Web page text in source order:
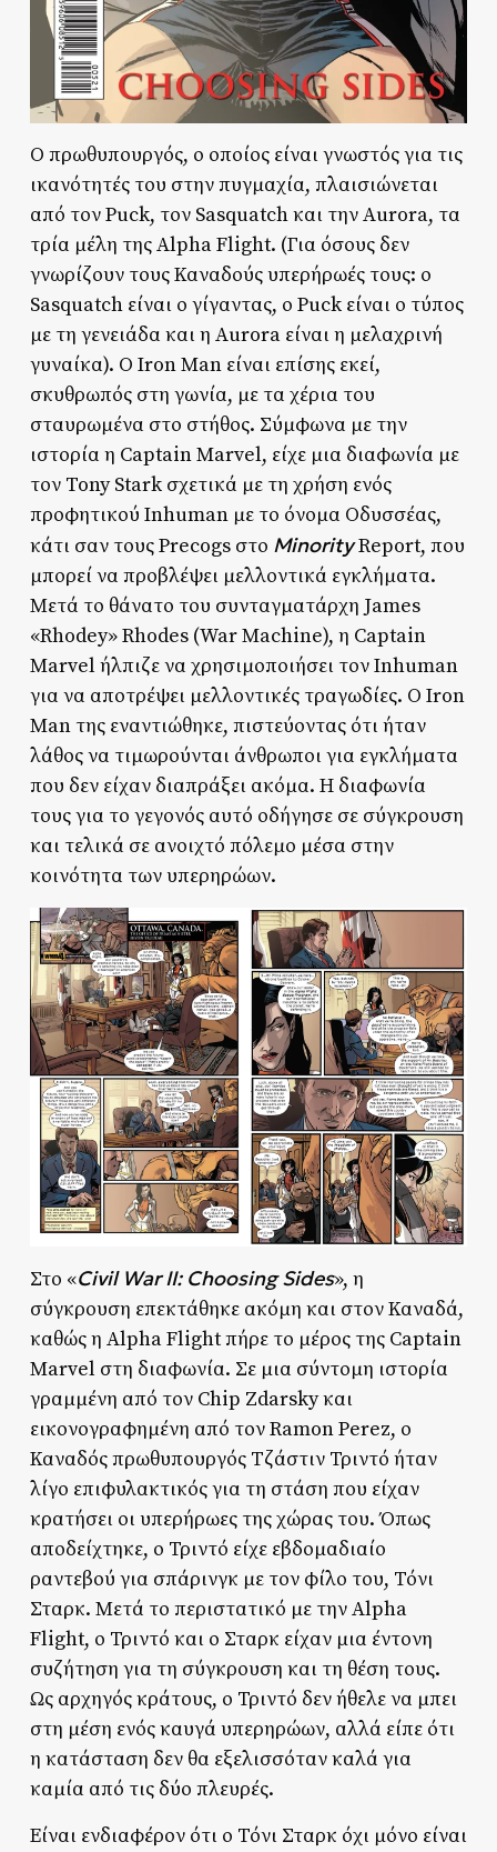
Ο πρωθυπουργός, ο οποίος είναι γνωστός για τις
ικανότητές του στην πυγμαχία, πλαισιώνεται
από τον Puck, τον Sasquatch και την Aurora, τα
τρία μέλη της Alpha Flight. (Για όσους δεν
γνωρίζουν τους Καναδούς υπερήρωές τους: ο
Sasquatch είναι ο γίγαντας, ο Puck είναι ο τύπος
με τη γενειάδα και η Aurora είναι η μελαχρινή
γυναίκα). Ο Iron Man είναι επίσης εκεί,
σκυθρωπός στη γωνία, με τα χέρια του
σταυρωμένα στο στήθος. Σύμφωνα με την
ιστορία η Captain Marvel, είχε μια διαφωνία με
τον Tony Stark σχετικά με τη χρήση ενός
προφητικού Inhuman με το όνομα Οδυσσέας,
κάτι σαν τους Precogs στο MinorityReport, που
μπορεί να προβλέψει μελλοντικά εγκλήματα.
Μετά το θάνατο του συνταγματάρχη James
«Rhodey» Rhodes (War Machine), η Captain
Marvel ήλπιζε να χρησιμοποιήσει τον Inhuman
για να αποτρέψει μελλοντικές τραγωδίες. Ο Iron
Man της εναντιώθηκε, πιστεύοντας ότι ήταν
λάθος να τιμωρούνται άνθρωποι για εγκλήματα
που δεν είχαν διαπράξει ακόμα. Η διαφωνία
τους για το γεγονός αυτό οδήγησε σε σύγκρουση
και τελικά σε ανοιχτό πόλεμο μέσα στην
κοινότητα των υπερηρώων.
Στο «Civil War II: Choosing Sides», η
σύγκρουση επεκτάθηκε ακόμη και στον Καναδά,
καθώς η Alpha Flight πήρε το μέρος της Captain
Marvel στη διαφωνία. Σε μια σύντομη ιστορία
γραμμένη από τον Chip Zdarsky και
εικονογραφημένη από τον Ramon Perez, ο
Καναδός πρωθυπουργός Τζάστιν Τριντό ήταν
λίγο επιφυλακτικός για τη στάση που είχαν
κρατήσει οι υπερήρωες της χώρας του. Όπως
αποδείχτηκε, ο Τριντό είχε εβδομαδιαίο
ραντεβού για σπάρινγκ με τον φίλο του, Τόνι
Σταρκ. Μετά το περιστατικό με την Alpha
Flight, ο Τριντό και ο Σταρκ είχαν μια έντονη
συζήτηση για τη σύγκρουση και τη θέση τους.
Ως αρχηγός κράτους, ο Τριντό δεν ήθελε να μπει
στη μέση ενός καυγά υπερηρώων, αλλά είπε ότι
η κατάσταση δεν θα εξελισσόταν καλά για
καμία από τις δύο πλευρές.
Είναι ενδιαφέρον ότι ο Τόνι Σταρκ όχι μόνο είναι